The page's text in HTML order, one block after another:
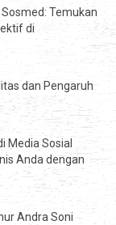
Temukan
di
dan Pengaruh
Media Sosial
Anda dengan
Andra Soni